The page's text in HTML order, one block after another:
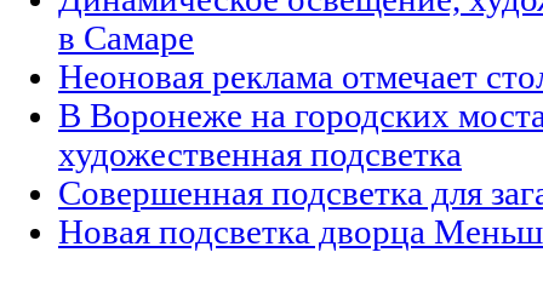
в Самаре
Неоновая реклама отмечает
В Воронеже на городских
художественная подсветка
Совершенная подсветка для
Новая подсветка дворца